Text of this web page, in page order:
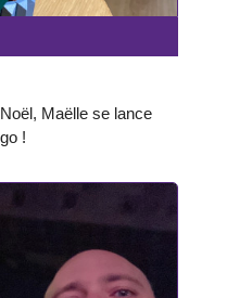
Maëlle se lance
!